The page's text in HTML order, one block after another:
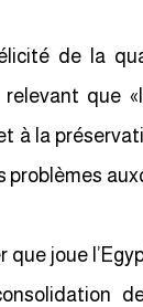
de la
que
à la
problèmes
que joue